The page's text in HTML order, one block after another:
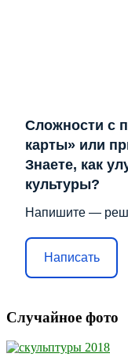
Сложности с
карты» или
Знаете, как
культуры?
Напишите —
Написать
Случайное фото